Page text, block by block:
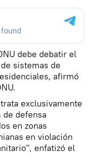
debe debatir el
sistemas de
afirmó
exclusivamente
defensa
en zonas
en violación
enfatizó el